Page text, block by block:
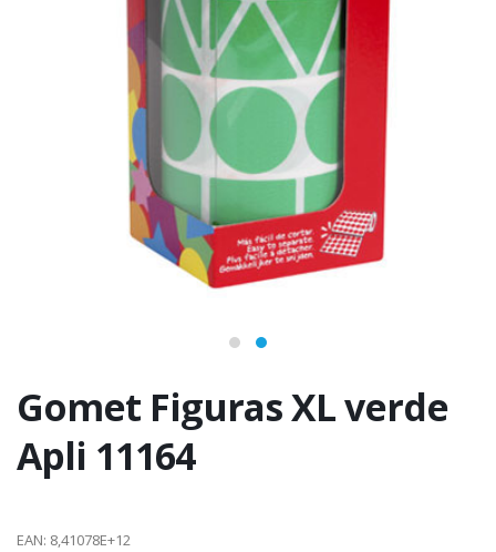
Gomet Figuras XL verde
Apli 11164
EAN: 8,41078E+12